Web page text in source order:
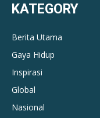
KATEGORY
Berita Utama
Gaya Hidup
Inspirasi
Global
Nasional